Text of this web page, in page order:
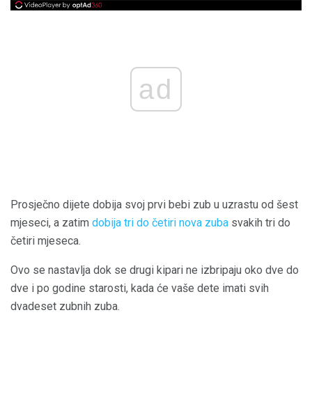
ad
Prosječno dijete dobija svoj prvi bebi zub u uzrastu od šest
mjeseci, a zatim dobija tri do četiri nova zuba svakih tri do
četiri mjeseca.
Ovo se nastavlja dok se drugi kipari ne izbripaju oko dve do
dve i po godine starosti, kada će vaše dete imati svih
dvadeset zubnih zuba.